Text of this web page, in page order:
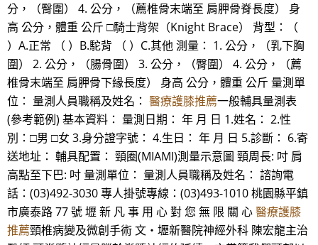
分，（臀圍） 4. 公分，（薦椎骨末端至 肩胛骨脊長度） 身
高 公分，體重 公斤 □騎士背架（Knight Brace） 背型：（
）A.正常 （ ）B.駝背 （ ）C.其他 測量： 1. 公分，（乳下胸
圍） 2. 公分，（腸骨圍） 3. 公分，（臀圍） 4. 公分，（薦
椎骨末端至 肩胛骨下緣長度） 身高 公分，體重 公斤 量測單
位： 量測人員職稱及姓名： 醫療護膝推薦一般輔具量測表
(參考範例) 基本資料： 量測日期： 年 月 日 1.姓名： 2.性
別：□男 □女 3.身分證字號： 4.生日： 年 月 日 5.診斷： 6.寄
送地址： 輔具配置： 頸圈(MIAMI)測量示意圖 頸周長: 吋 肩
高點至下巴: 吋 量測單位： 量測人員職稱及姓名： 諮詢電
話：(03)492-3030 專人掛號專線：(03)493-1010 桃園縣平鎮
市廣泰路 77 號 壢 新 凡 事 用 心 對 您 無 限 關 心醫療護膝
推薦頸椎病變及微創手術 文‧壢新醫院神經外科 陳宏龍主治